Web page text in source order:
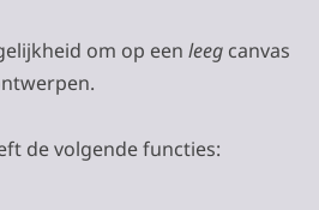
om op een leeg canvas
de volgende functies: